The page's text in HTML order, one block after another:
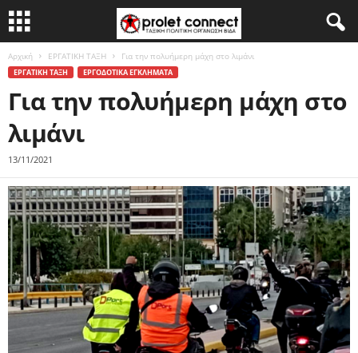
Αρχική ΕΡΓΑΤΙΚΗ ΤΑΞΗ Για την πολυήμερη μάχη στο λιμάνι
ΕΡΓΑΤΙΚΗ ΤΑΞΗ ΕΡΓΟΔΟΤΙΚΑ ΕΓΚΛΗΜΑΤΑ
Για την πολυήμερη μάχη στο
λιμάνι
13/11/2021